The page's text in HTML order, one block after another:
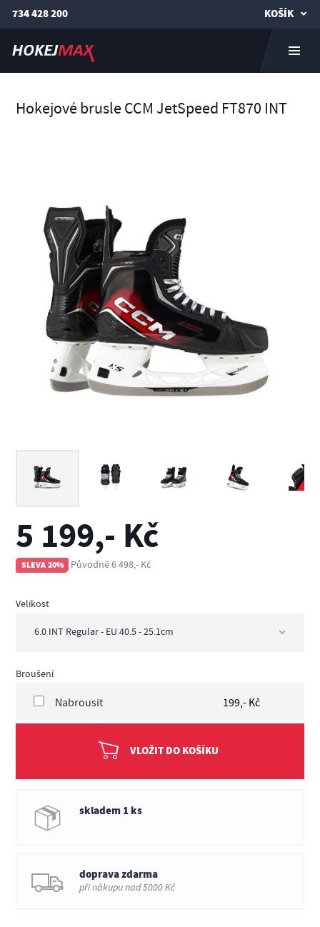
734 428 200 KOŠÍK
Hokejové brusle CCM JetSpeed FT870 INT
5 199,- Kč
SLEVA 20% Původně 6 498,- Kč
Velikost
Broušení
Nabrousit 199,- Kč
VLOŽIT DO KOŠÍKU
skladem 1 ks
doprava zdarma
při nákupu nad 5000 Kč